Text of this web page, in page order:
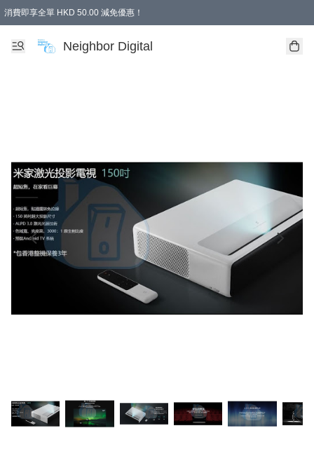
消費即享全單 HKD 50.00 減免優惠！
Neighbor Digital